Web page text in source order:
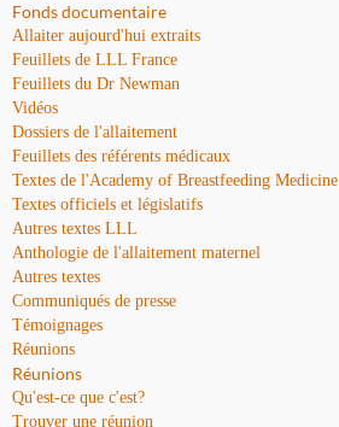
Fonds documentaire
Allaiter aujourd'hui extraits
Feuillets de LLL France
Feuillets du Dr Newman
Vidéos
Dossiers de l'allaitement
Feuillets des référents médicaux
Textes de l'Academy of Breastfeeding Medicine
Textes officiels et législatifs
Autres textes LLL
Anthologie de l'allaitement maternel
Autres textes
Communiqués de presse
Témoignages
Réunions
Réunions
Qu'est-ce que c'est?
Trouver une réunion